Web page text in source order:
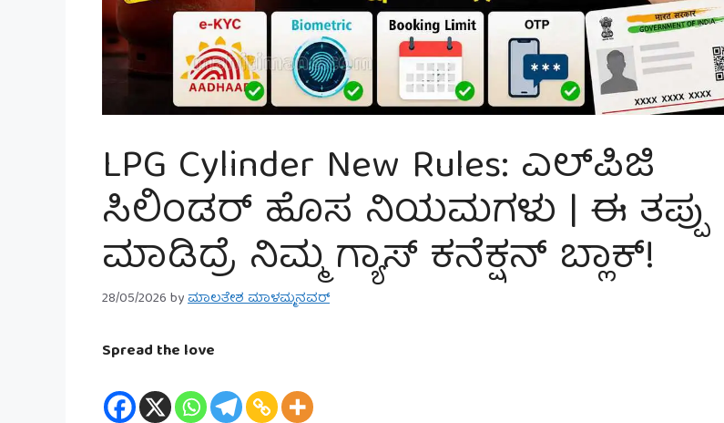
LPG Cylinder New Rules: ಎಲ್‌ಪಿಜಿ
ಸಿಲಿಂಡರ್ ಹೊಸ ನಿಯಮಗಳು | ಈ ತಪ್ಪು
ಮಾಡಿದ್ರೆ ನಿಮ್ಮ ಗ್ಯಾಸ್ ಕನೆಕ್ಷನ್ ಬ್ಲಾಕ್!
28/05/2026byಮಾಲತೇಶ ಮಾಳಮ್ಮನವರ್
Spread the love